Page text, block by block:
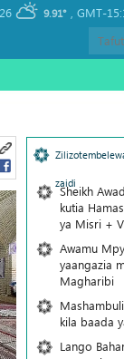
GMT-
9.91°
zaidi
Sheikh
kutia
ya Misri +
Awamu
yaangazia
Magharibi
kila baada
Lango